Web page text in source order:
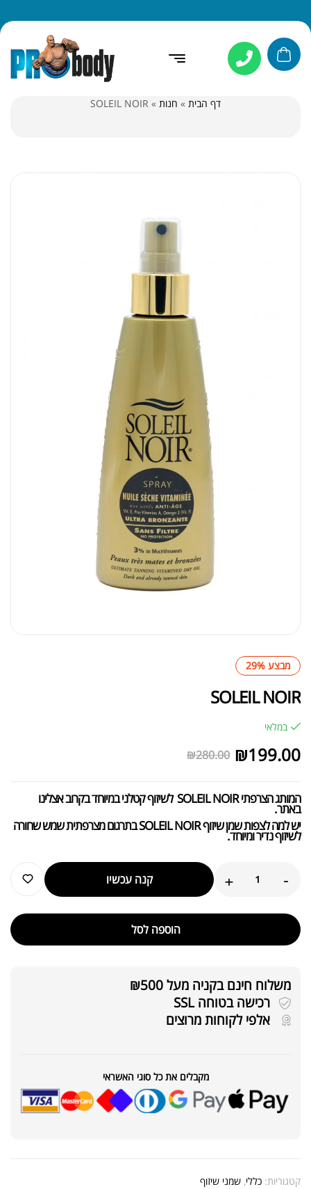
דף הבית » חנות »
SOLEIL NOIR
מבצע 29%
SOLEIL NOIR
במלאי
₪280.00 ₪199.00
המותג הצרפתי SOLEIL NOIR לשיזוף קטלני במיוחד בקרוב אצלינו
באתר.
יש למה לצפות שמן שיזוף SOLEIL NOIR בתרגום מצרפתית שמש שחורה
לשיזוף נדיר ומיוחד.
-
+ קנה עכשיו
הוספה לסל
משלוח חינם בקניה מעל ₪500
רכישה בטוחה SSL
אלפי לקוחות מרוצים
מקבלים את כל סוגי האשראי
קטגוריות: כללי, שמני שיזוף